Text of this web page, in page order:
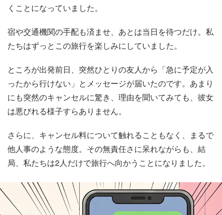
くことになっていました。
宿や交通機関の手配も済ませ、あとは当日を待つだけ。私
たちはずっとこの旅行を楽しみにしていました。
ところが出発前日、突然ひとりの友人から「急に予定が入
ったから行けない」とメッセージが届いたのです。あまり
にも突然のキャンセルに驚き、理由を聞いてみても、彼女
は悪びれる様子すらありません。
さらに、キャンセル料について触れることもなく、まるで
他人事のような態度。その無責任さに呆れながらも、結
局、私たちは2人だけで旅行へ向かうことになりました。